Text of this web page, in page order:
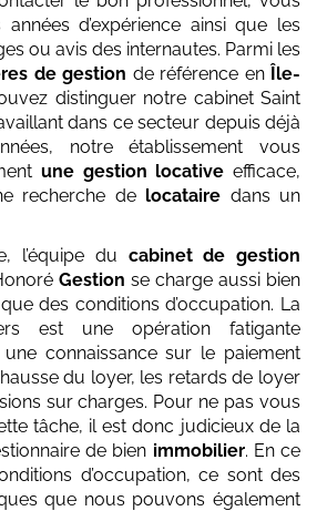
d’expérience ainsi que les
ou avis des internautes. Parmi les
de gestion de référence en Île-
distinguer notre cabinet Saint
dans ce secteur depuis déjà
notre établissement vous
une gestion locative efficace,
recherche de locataire dans un
l’équipe du cabinet de gestion
Gestion se charge aussi bien
des conditions d’occupation. La
est une opération fatigante
une connaissance sur le paiement
du loyer, les retards de loyer
sur charges. Pour ne pas vous
tâche, il est donc judicieux de la
de bien immobilier. En ce
d’occupation, ce sont des
que nous pouvons également